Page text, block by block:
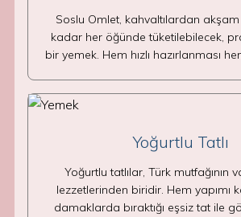
Soslu Omlet, kahvaltılardan
kadar her öğünde tüketilebilecek,
bir yemek. Hem hızlı hazırlanması
Yoğurtlu Tatlı
Yoğurtlu tatlılar, Türk mutfağının
lezzetlerinden biridir. Hem yapımı
damaklarda bıraktığı eşsiz tat ile